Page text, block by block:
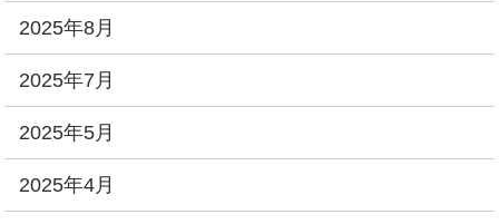
2025年8月
2025年7月
2025年5月
2025年4月